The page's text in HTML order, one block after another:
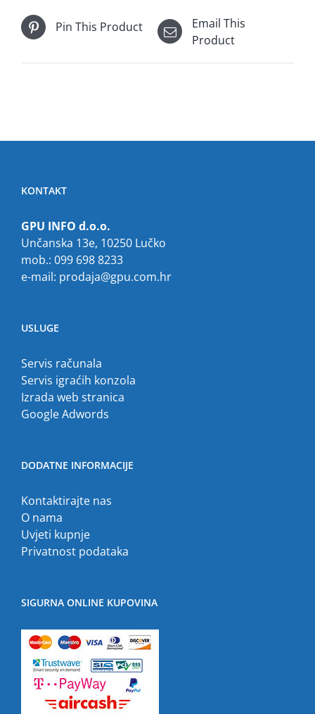
Pin This Product
Email This
Product
KONTAKT
GPU INFO d.o.o.
Unčanska 13e, 10250 Lučko
mob.: 099 698 8233
e-mail: prodaja@gpu.com.hr
USLUGE
Servis računala
Servis igraćih konzola
Izrada web stranica
Google Adwords
DODATNE INFORMACIJE
Kontaktirajte nas
O nama
Uvjeti kupnje
Privatnost podataka
SIGURNA ONLINE KUPOVINA